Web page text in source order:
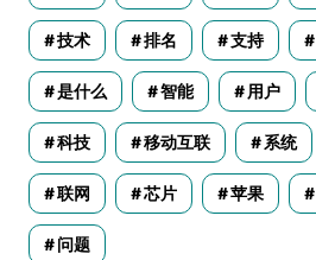
技术 排名 支持
是什么 智能 用户
科技 移动互联 系统
联网 芯片 苹果
问题